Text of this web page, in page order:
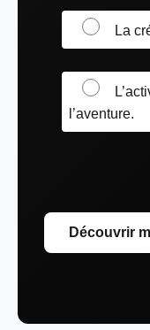
La
l’aventure.
Découvrir